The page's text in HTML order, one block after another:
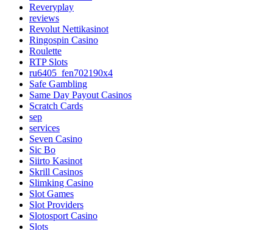
Reveryplay
reviews
Revolut Nettikasinot
Ringospin Casino
Roulette
RTP Slots
ru6405_fen702190x4
Safe Gambling
Same Day Payout Casinos
Scratch Cards
sep
services
Seven Casino
Sic Bo
Siirto Kasinot
Skrill Casinos
Slimking Casino
Slot Games
Slot Providers
Slotosport Casino
Slots